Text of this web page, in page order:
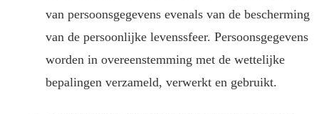
van persoonsgegevens evenals van de bescherming
van de persoonlijke levenssfeer. Persoonsgegevens
worden in overeenstemming met de wettelijke
bepalingen verzameld, verwerkt en gebruikt.